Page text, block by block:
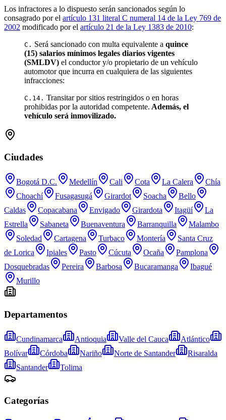
Los infractores a lo dispuesto serán sancionados según lo
consagrado por el artículo 131 literal C numeral 14 de la Ley 769 de
2002 modificado por el artículo 21 de la Ley 1383 de 2010:
C. Será sancionado con multa equivalente a quince
(15) salarios mínimos legales diarios vigentes
(SMLDV) el conductor y/o propietario de un vehículo
automotor que incurra en cualquiera de las siguientes
infracciones:
C.14. Transitar por sitios restringidos o en horas
prohibidas por la autoridad competente. Además, el
vehículo será inmovilizado.
Ciudades
Bogotá D.C. Medellín Cali Cota La Calera
Chía
Choachí
Fusagasugá Girardot Soacha
Bello
Caldas
Copacabana Envigado Girardota Itagüí
La
Estrella
Sabaneta Buenaventura Barranquilla
Malambo
Soledad
Cartagena Turbaco Montería
Santa Cruz
de Lorica
Ipiales Pasto Cúcuta Ocaña
Pamplona
Dosquebradas
Pereira Barbosa Bucaramanga
Ibagué
Murillo
Departamentos
Cundinamarca Antioquia Valle del Cauca
Atlántico
Bolívar
Córdoba Nariño Norte de Santander
Risaralda
Santander
Tolima
Categorías